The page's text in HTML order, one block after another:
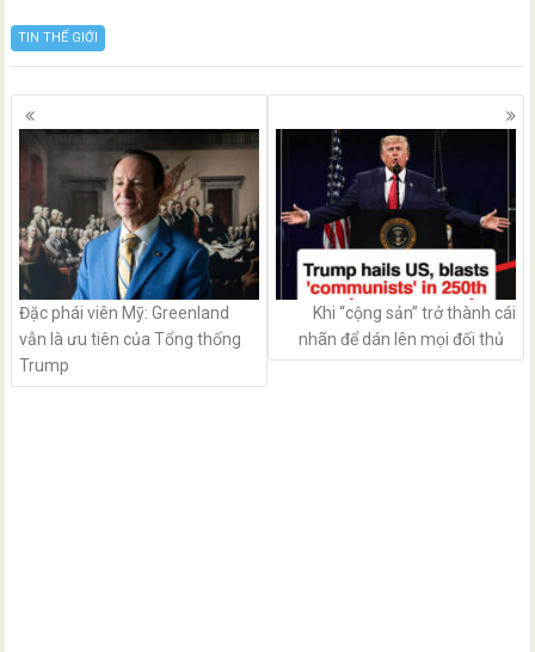
TIN THẾ GIỚI
Posts
navigation
Đặc phái viên Mỹ: Greenland
vẫn là ưu tiên của Tổng thống
Trump
Khi “cộng sản” trở thành cái
nhãn để dán lên mọi đối thủ